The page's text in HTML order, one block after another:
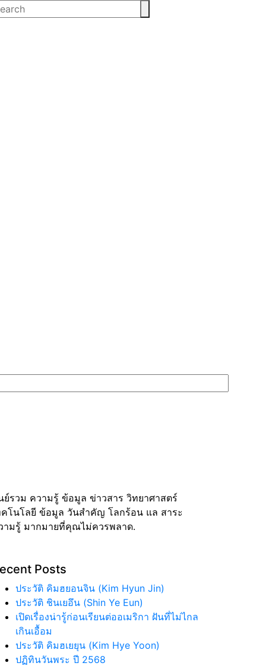
ย์รวม ความรู้ ข้อมูล ข่าวสาร วิทยาศาสตร์
คโนโลยี ข้อมูล วันสำคัญ โลกร้อน แล สาระ
ามรู้ มากมายที่คุณไม่ควรพลาด.
Posts
ประวัติ คิมฮยอนจิน (Kim Hyun Jin)
ประวัติ ชินเยอึน (Shin Ye Eun)
เปิดเรื่องน่ารู้ก่อนเรียนต่ออเมริกา ฝันที่ไม่ไกล
เกินเอื้อม
ประวัติ คิมฮเยยุน (Kim Hye Yoon)
ปฏิทินวันพระ ปี 2568